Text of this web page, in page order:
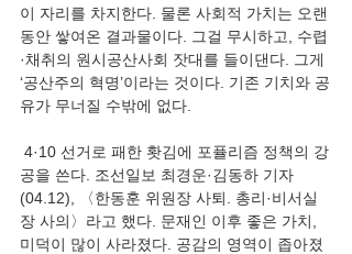
이 자리를 차지한다. 물론 사회적 가치는 오랜
동안 쌓여온 결과물이다. 그걸 무시하고, 수렵
·채취의 원시공산사회 잣대를 들이댄다. 그게
‘공산주의 혁명’이라는 것이다. 기존 기치와 공
유가 무너질 수밖에 없다.
4·10 선거로 패한 홧김에 포퓰리즘 정책의 강
공을 쓴다. 조선일보 최경운·김동하 기자
(04.12), 〈한동훈 위원장 사퇴. 총리·비서실
장 사의〉라고 했다. 문재인 이후 좋은 가치,
미덕이 많이 사라졌다. 공감의 영역이 좁아졌